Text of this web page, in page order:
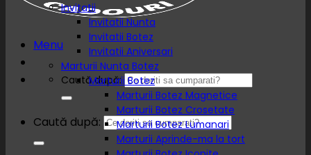
Menu
Caută după:
Caută după:
Invitatii
Invitatii Nunta
Invitatii Botez
Invitatii Aniversari
Marturii Nunta Botez
Marturii Botez
Marturii Botez Magnetice
Marturii Botez Crosetate
Marturii Botez Lumanari
Marturii Aprinde-ma la tort